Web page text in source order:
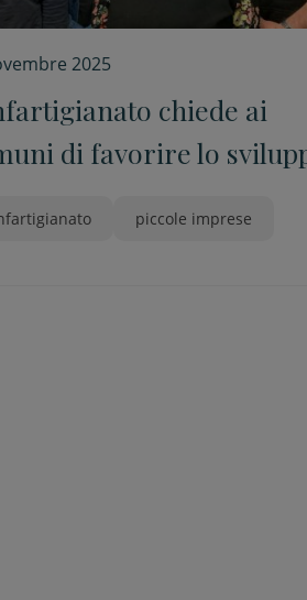
2025
chiede ai
di favorire lo
piccole imprese